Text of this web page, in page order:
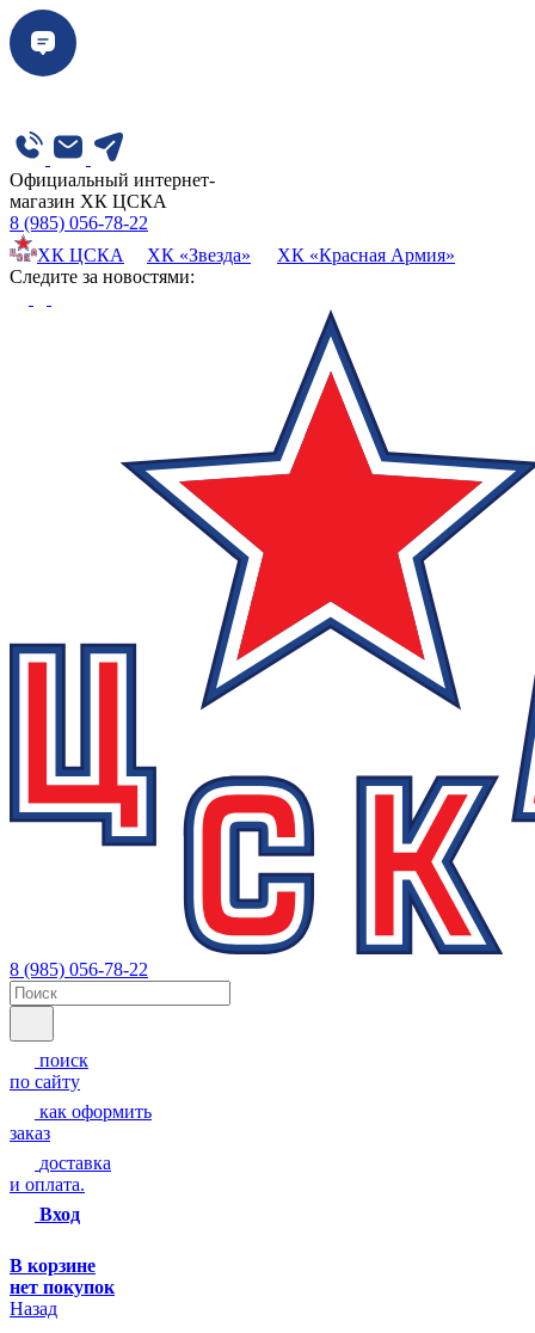
Официальный интернет-
магазин ХК ЦСКА
8 (985) 056-78-22
ХК ЦСКА
ХК «Звезда»
ХК «Красная Армия»
Cледите за новостями:
8 (985) 056-78-22
поиск
по сайту
как оформить
заказ
доставка
и оплата.
Вход
В корзине
нет покупок
Назад